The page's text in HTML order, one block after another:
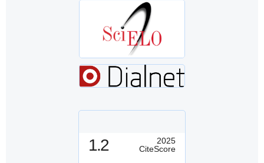
1.2
2025
CiteScore